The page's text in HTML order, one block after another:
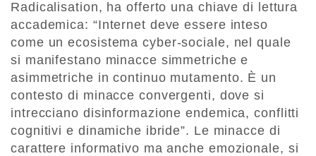
Radicalisation, ha offerto una chiave di lettura
accademica: “Internet deve essere inteso
come un ecosistema cyber-sociale, nel quale
si manifestano minacce simmetriche e
asimmetriche in continuo mutamento. È un
contesto di minacce convergenti, dove si
intrecciano disinformazione endemica, conflitti
cognitivi e dinamiche ibride”. Le minacce di
carattere informativo ma anche emozionale, si